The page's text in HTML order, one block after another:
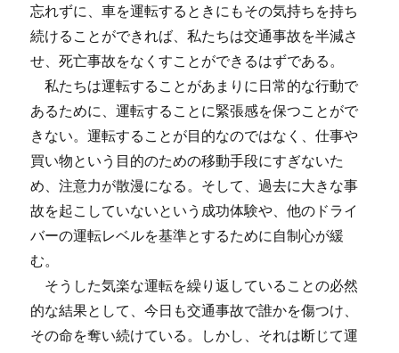
忘れずに、車を運転するときにもその気持ちを持ち
続けることができれば、私たちは交通事故を半減さ
せ、死亡事故をなくすことができるはずである。
私たちは運転することがあまりに日常的な行動で
あるために、運転することに緊張感を保つことがで
きない。運転することが目的なのではなく、仕事や
買い物という目的のための移動手段にすぎないた
め、注意力が散漫になる。そして、過去に大きな事
故を起こしていないという成功体験や、他のドライ
バーの運転レベルを基準とするために自制心が緩
む。
そうした気楽な運転を繰り返していることの必然
的な結果として、今日も交通事故で誰かを傷つけ、
その命を奪い続けている。しかし、それは断じて運